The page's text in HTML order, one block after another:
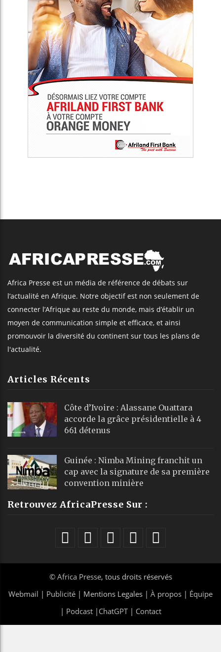
Africa Presse est un média de référence de débats sur
l’actualité en Afrique. Notre objectif est non seulement de
connecter l’Afrique au reste du monde, mais d’établir un
moyen de communication simple et efficace, et ainsi
promouvoir la diversité du continent sur tous les plans de
l'actualité.
Articles Récents
Côte d’Ivoire : Alassane Ouattara
accorde la grâce présidentielle à 4
661 détenus
Guinée : Nimba Mining franchit un
cap avec la signature de sa première
convention minière
Retrouvez AfricaPresse Sur :
© Africa Presse, tous droits réservés
Webmail | Publicité | Mentions Legales | À propos | Équipe
| Podcast| ChatGPT| Contact